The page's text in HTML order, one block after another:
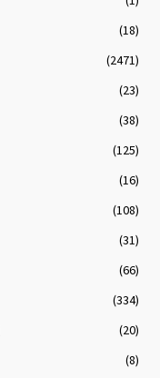
(18)
(2471)
(23)
(38)
(125)
(16)
(108)
(31)
(66)
(334)
(20)
(8)